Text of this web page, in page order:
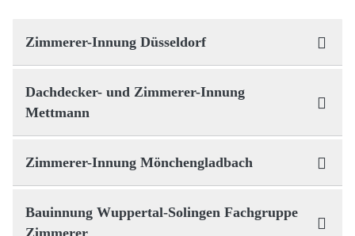
Zimmerer-Innung Düsseldorf
Dachdecker- und Zimmerer-Innung
Mettmann
Zimmerer-Innung Mönchengladbach
Bauinnung Wuppertal-Solingen Fachgruppe
Zimmerer